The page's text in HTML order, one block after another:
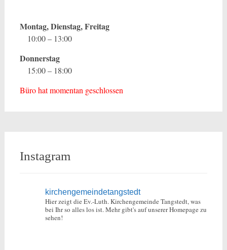
Montag, Dienstag, Freitag
10:00 – 13:00
Donnerstag
15:00 – 18:00
Büro hat momentan geschlossen
Instagram
kirchengemeindetangstedt
Hier zeigt die Ev.-Luth. Kirchengemeinde Tangstedt, was
bei Ihr so alles los ist.Mehr gibt's auf unserer Homepage zu
sehen!